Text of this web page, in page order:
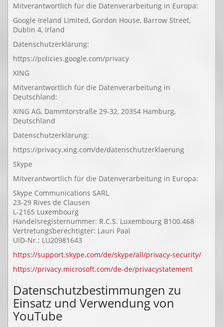
Mitverantwortlich für die Datenverarbeitung in Europa:
Google Ireland Limited, Gordon House, Barrow Street,
Dublin 4, Irland
Datenschutzerklärung:
https://policies.google.com/privacy
XING
Mitverantwortlich für die Datenverarbeitung in
Deutschland:
XING AG, Dammtorstraße 29-32, 20354 Hamburg,
Deutschland
Datenschutzerklärung:
https://privacy.xing.com/de/datenschutzerklaerung
Skype
Mitverantwortlich für die Datenverarbeitung in Europa:
Skype Communications SARL
23-29 Rives de Clausen
L-2165 Luxembourg
Handelsregisternummer: R.C.S. Luxembourg B100.468
Vertretungsberechtigter: Lauri Paal
UID-Nr.: LU20981643
https://support.skype.com/de/skype/all/privacy-security/
https://privacy.microsoft.com/de-de/privacystatement
Datenschutzbestimmungen zu
Einsatz und Verwendung von
YouTube